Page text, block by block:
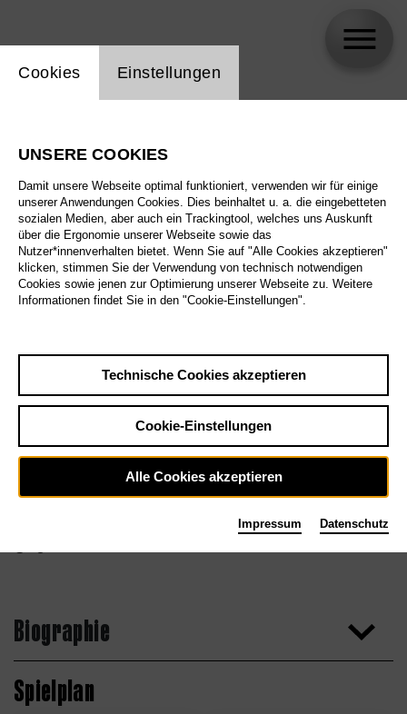
Biographie
Spielplan
Einstellung Website Cookie
Cookies Einstellungen
UNSERE COOKIES
Damit unsere Webseite optimal funktioniert, verwenden wir für einige
unserer Anwendungen Cookies. Dies beinhaltet u. a. die eingebetteten
sozialen Medien, aber auch ein Trackingtool, welches uns Auskunft
über die Ergonomie unserer Webseite sowie das
Nutzer*innenverhalten bietet. Wenn Sie auf "Alle Cookies akzeptieren"
klicken, stimmen Sie der Verwendung von technisch notwendigen
Cookies sowie jenen zur Optimierung unserer Webseite zu. Weitere
Informationen findet Sie in den "Cookie-Einstellungen".
Technische Cookies akzeptieren
Cookie-Einstellungen
Alle Cookies akzeptieren
Impressum Datenschutz